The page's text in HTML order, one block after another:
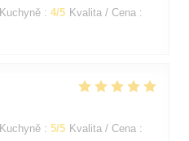
Kuchyně : 4/5 Kvalita / Cena :
Kuchyně : 5/5 Kvalita / Cena :